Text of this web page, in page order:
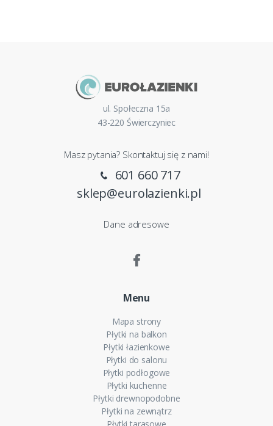
ul. Społeczna 15a
43-220 Świerczyniec
Masz pytania? Skontaktuj się z nami!
601 660 717
sklep@eurolazienki.pl
Dane adresowe
Menu
Mapa strony
Płytki na balkon
Płytki łazienkowe
Płytki do salonu
Płytki podłogowe
Płytki kuchenne
Płytki drewnopodobne
Płytki na zewnątrz